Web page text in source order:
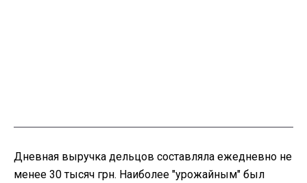
Дневная выручка дельцов составляла ежедневно не
менее 30 тысяч грн. Наиболее "урожайным" был